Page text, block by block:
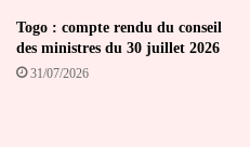
Togo : compte rendu du conseil
des ministres du 30 juillet 2026
31/07/2026